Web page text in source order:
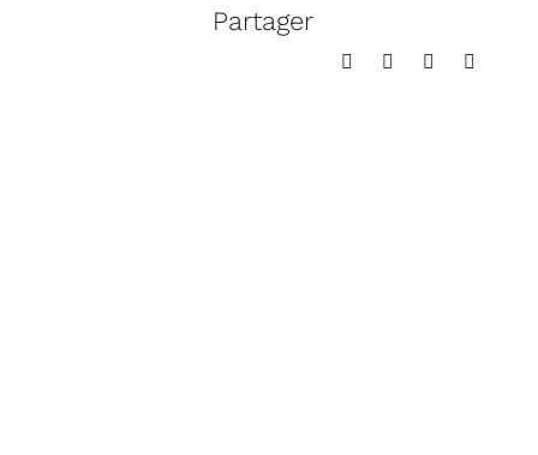
Partager